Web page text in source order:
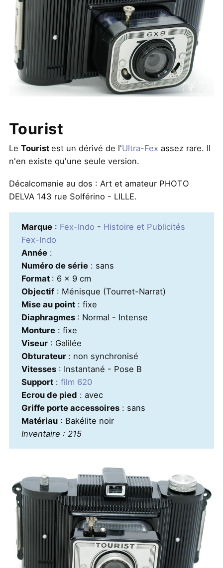
Tourist
Le Tourist est un dérivé de l'Ultra-Fex assez rare. Il
n'en existe qu'une seule version.
Décalcomanie au dos : Art et amateur PHOTO
DELVA 143 rue Solférino - LILLE.
Marque: Fex-Indo - Histoire et Publicités
Fex-Indo
Année:
Numéro de série: sans
Format : 6 x 9 cm
Objectif: Ménisque (Tourret-Narrat)
Mise au point: fixe
Diaphragmes : Normal - Intense
Monture: fixe
Viseur: Galilée
Obturateur : non synchronisé
Vitesses: Instantané - Pose B
Support: film 620
Ecrou de pied : avec
Griffe porte accessoires: sans
Matériau: Bakélite noir
Inventaire : 215